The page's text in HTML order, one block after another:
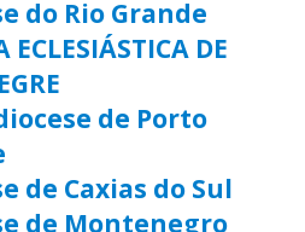
do Rio Grande
ECLESIÁSTICA DE
de Porto
de Caxias do Sul
de Montenegro